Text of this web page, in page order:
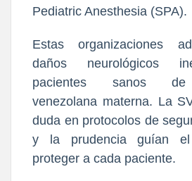
Pediatric Anesthesia (SPA).
Estas organizaciones
daños neurológicos
pacientes sanos de
venezolana materna. La
duda en protocolos de
y la prudencia guían el
proteger a cada paciente.